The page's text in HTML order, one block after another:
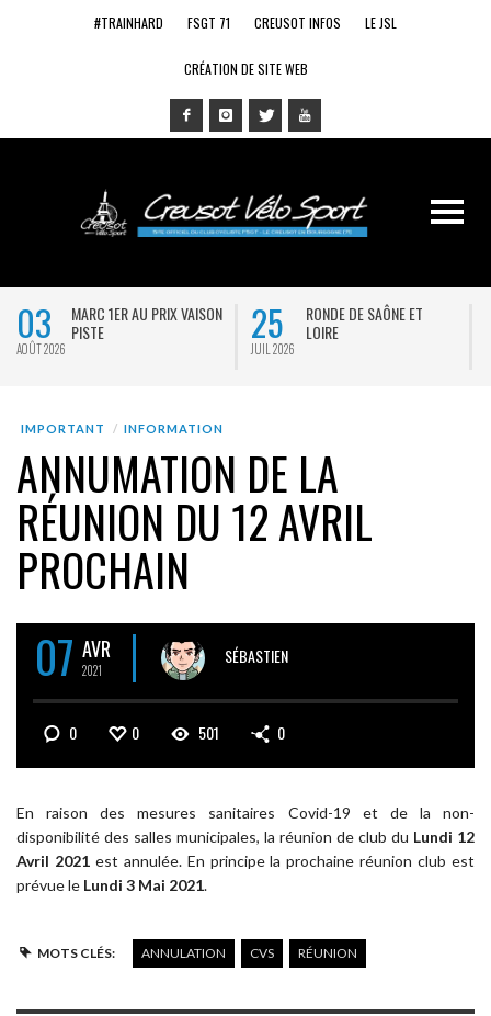
#TRAINHARD FSGT 71 CREUSOT INFOS LE JSL
CRÉATION DE SITE WEB
03
AOÛT 2026
MARC 1ER AU PRIX VAISON
PISTE
25
JUIL 2026
RONDE DE SAÔNE ET
LOIRE
IMPORTANT INFORMATION
ANNUMATION DE LA
RÉUNION DU 12 AVRIL
PROCHAIN
07 AVR
2021
SÉBASTIEN
0 0 501 0
En raison des mesures sanitaires Covid-19 et de la non-
disponibilité des salles municipales, la réunion de club du Lundi 12
Avril 2021est annulée. En principe la prochaine réunion club est
prévue le Lundi 3 Mai 2021.
MOTS CLÉS: ANNULATION CVS RÉUNION